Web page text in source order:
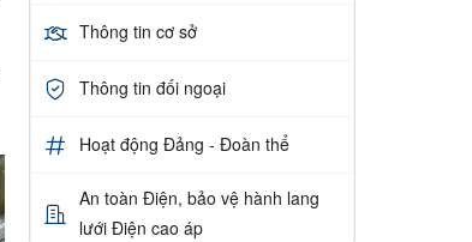
Thông tin cơ sở
Thông tin đối ngoại
Hoạt động Đảng - Đoàn thể
An toàn Điện, bảo vệ hành lang
lưới Điện cao áp